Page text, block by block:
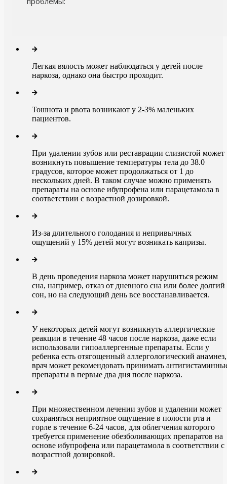
Легкая вялость может наблюдаться у детей после
наркоза, однако она быстро проходит.
Тошнота и рвота возникают у 2-3% маленьких
пациентов.
При удалении зубов или реставрации слизистой может
возникнуть повышение температуры тела до 38.0
градусов, которое может продолжаться от 1 до
нескольких дней. В таком случае можно применять
препараты на основе ибупрофена или парацетамола в
соответствии с возрастной дозировкой.
Из-за длительного голодания и непривычных
ощущений у 15% детей могут возникать капризы.
В день проведения наркоза может нарушиться режим
сна, например, отказ от дневного сна или более долгий
сон, но на следующий день все восстанавливается.
У некоторых детей могут возникнуть аллергические
реакции в течение 48 часов после наркоза, даже если
использовали гипоаллергенные препараты. Если у
ребенка есть отягощенный аллергологический анамнез,
врач может рекомендовать принимать
препараты в первые два дня после наркоза.
При множественном лечении зубов и удалении может
сохраняться неприятное ощущение в полости рта и
горле в течение 6-24 часов, для облегчения которого
требуется применение обезболивающих препаратов на
основе ибупрофена или парацетамола в соответствии с
возрастной дозировкой.